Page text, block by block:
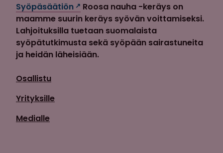
Syöpäsäätiön
Roosa nauha -keräys on
maamme suurin keräys syövän voittamiseksi.
Lahjoituksilla tuetaan suomalaista
syöpätutkimusta sekä syöpään sairastuneita
ja heidän läheisiään.
Osallistu
Yrityksille
Medialle